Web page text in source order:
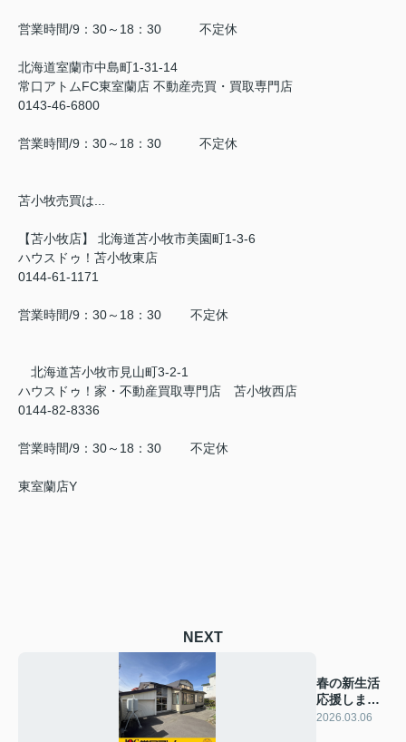
営業時間/9：30～18：30 不定休
北海道室蘭市中島町1-31-14
常口アトムFC東室蘭店 不動産売買・買取専門店
0143-46-6800
営業時間/9：30～18：30 不定休
苫小牧売買は...
【苫小牧店】 北海道苫小牧市美園町1-3-6
ハウスドゥ！苫小牧東店
0144-61-1171
営業時間/9：30～18：30 不定休
北海道苫小牧市見山町3-2-1
ハウスドゥ！家・不動産買取専門店 苫小牧西店
0144-82-8336
営業時間/9：30～18：30 不定休
東室蘭店Y
NEXT
春の新生活
応援しま
す！
2026.03.06